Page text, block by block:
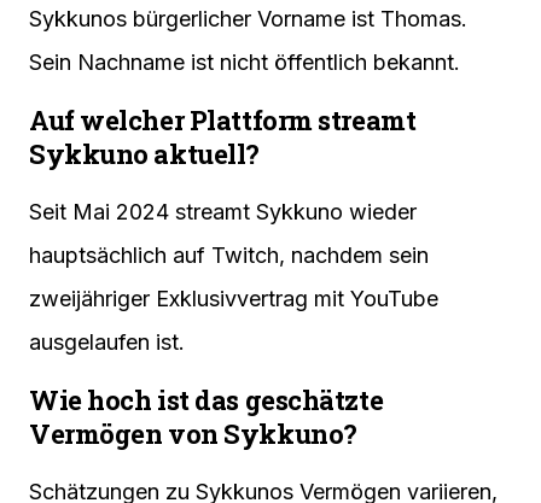
Sykkunos bürgerlicher Vorname ist Thomas.
Sein Nachname ist nicht öffentlich bekannt.
Auf welcher Plattform streamt
Sykkuno aktuell?
Seit Mai 2024 streamt Sykkuno wieder
hauptsächlich auf Twitch, nachdem sein
zweijähriger Exklusivvertrag mit YouTube
ausgelaufen ist.
Wie hoch ist das geschätzte
Vermögen von Sykkuno?
Schätzungen zu Sykkunos Vermögen variieren,